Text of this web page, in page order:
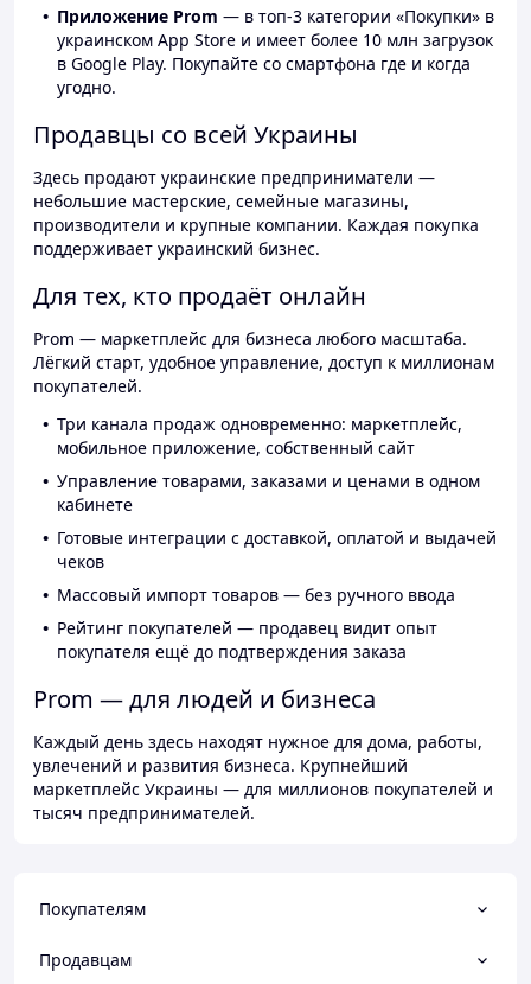
Приложение Prom — в топ-3 категории «Покупки» в
украинском App Store и имеет более 10 млн загрузок
в Google Play. Покупайте со смартфона где и когда
угодно.
Продавцы со всей Украины
Здесь продают украинские предприниматели —
небольшие мастерские, семейные магазины,
производители и крупные компании. Каждая покупка
поддерживает украинский бизнес.
Для тех, кто продаёт онлайн
Prom — маркетплейс для бизнеса любого масштаба.
Лёгкий старт, удобное управление, доступ к миллионам
покупателей.
Три канала продаж одновременно: маркетплейс,
мобильное приложение, собственный сайт
Управление товарами, заказами и ценами в одном
кабинете
Готовые интеграции с доставкой, оплатой и выдачей
чеков
Массовый импорт товаров — без ручного ввода
Рейтинг покупателей — продавец видит опыт
покупателя ещё до подтверждения заказа
Prom — для людей и бизнеса
Каждый день здесь находят нужное для дома, работы,
увлечений и развития бизнеса. Крупнейший
маркетплейс Украины — для миллионов покупателей и
тысяч предпринимателей.
Покупателям
Продавцам